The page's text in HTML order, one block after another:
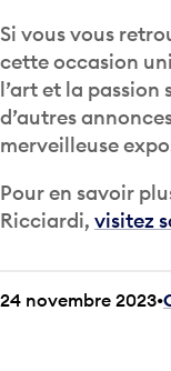
Si vous vous
cette occasion
l’art et la passion
d’autres
merveilleuse
Pour en savoir
Ricciardi, visitez
24 novembre 2023